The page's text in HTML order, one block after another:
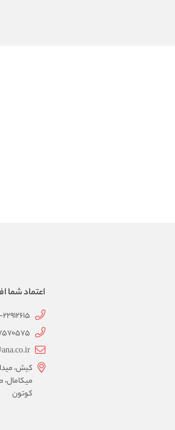
اعتماد شما
22912615
کیش،
کوتون